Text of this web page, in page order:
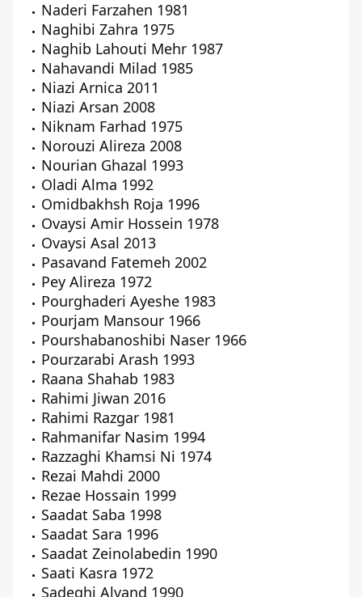
Naderi Farzahen 1981
Naghibi Zahra 1975
Naghib Lahouti Mehr 1987
Nahavandi Milad 1985
Niazi Arnica 2011
Niazi Arsan 2008
Niknam Farhad 1975
Norouzi Alireza 2008
Nourian Ghazal 1993
Oladi Alma 1992
Omidbakhsh Roja 1996
Ovaysi Amir Hossein 1978
Ovaysi Asal 2013
Pasavand Fatemeh 2002
Pey Alireza 1972
Pourghaderi Ayeshe 1983
Pourjam Mansour 1966
Pourshabanoshibi Naser 1966
Pourzarabi Arash 1993
Raana Shahab 1983
Rahimi Jiwan 2016
Rahimi Razgar 1981
Rahmanifar Nasim 1994
Razzaghi Khamsi Ni 1974
Rezai Mahdi 2000
Rezae Hossain 1999
Saadat Saba 1998
Saadat Sara 1996
Saadat Zeinolabedin 1990
Saati Kasra 1972
Sadeghi Alvand 1990